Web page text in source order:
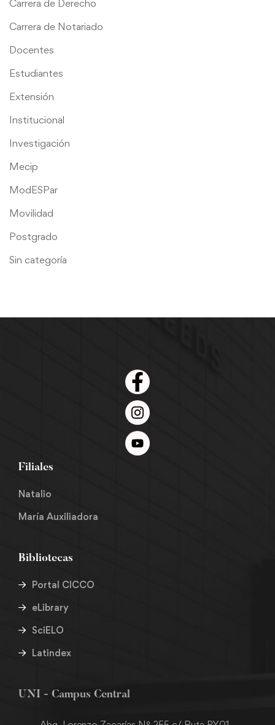
Carrera de Derecho
Carrera de Notariado
Docentes
Estudiantes
Extensión
Institucional
Investigación
Mecip
ModESPar
Movilidad
Postgrado
Sin categoría
Filiales
Natalio
María Auxiliadora
Bibliotecas
Portal CICCO
eLibrary
SciELO
Latindex
UNI - Campus Central